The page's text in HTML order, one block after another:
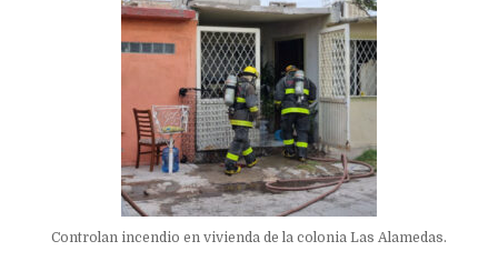
Controlan incendio en vivienda de la colonia Las Alamedas.